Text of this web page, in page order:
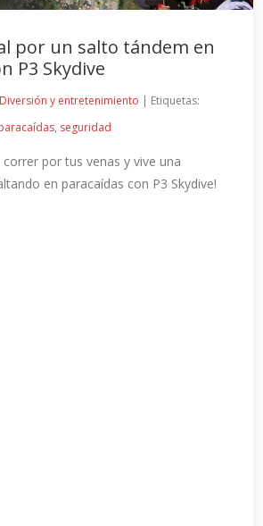
por un salto tándem en
P3 Skydive
Diversión y entretenimiento | Etiquetas:
, seguridad
por tus venas y vive una
en paracaídas con P3 Skydive!